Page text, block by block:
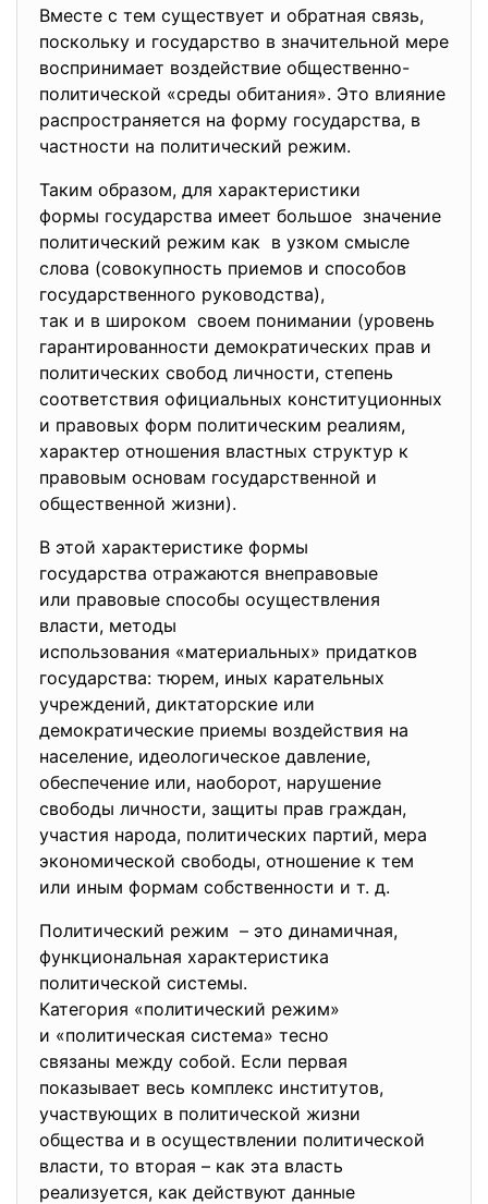
Вместе с тем существует и обратная связь,
поскольку и государство в значительной мере
воспринимает воздействие общественно-
политической «среды обитания». Это влияние
распространяется на форму государства, в
частности на политический режим.
Таким образом, для характеристики
формы государства имеет большое значение
политический режим как в узком смысле
слова (совокупность приемов и способов
государственного руководства),
так и в широком своем понимании (уровень
гарантированности демократических прав и
политических свобод личности, степень
соответствия официальных конституционных
и правовых форм политическим реалиям,
характер отношения властных структур к
правовым основам государственной и
общественной жизни).
В этой характеристике формы
государства отражаются внеправовые
или правовые способы осуществления
власти, методы
использования «материальных» придатков
государства: тюрем, иных карательных
учреждений, диктаторские или
демократические приемы воздействия на
население, идеологическое давление,
обеспечение или, наоборот, нарушение
свободы личности, защиты прав граждан,
участия народа, политических партий, мера
экономической свободы, отношение к тем
или иным формам собственности и т. д.
Политический режим – это динамичная,
функциональная характеристика
политической системы.
Категория «политический режим»
и «политическая система» тесно
связаны между собой. Если первая
показывает весь комплекс институтов,
участвующих в политической жизни
общества и в осуществлении политической
власти, то вторая – как эта власть
реализуется, как действуют данные